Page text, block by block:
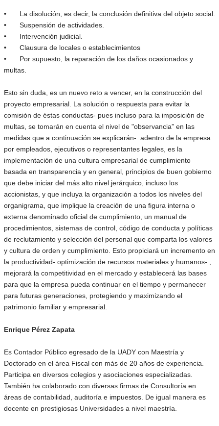
•
La disolución, es decir, la conclusión definitiva del objeto social.
•
Suspensión de actividades.
•
Intervención judicial.
•
Clausura de locales o establecimientos
•
Por supuesto, la reparación de los daños ocasionados y
multas.
Esto sin duda, es un nuevo reto a vencer, en la construcción del
proyecto empresarial. La solución o respuesta para evitar la
comisión de éstas conductas- pues incluso para la imposición de
multas, se tomarán en cuenta el nivel de "observancia” en las
medidas que a continuación se explicarán- adentro de la empresa
por empleados, ejecutivos o representantes legales, es la
implementación de una cultura empresarial de cumplimiento
basada en transparencia y en general, principios de buen gobierno
que debe iniciar del más alto nivel jerárquico, incluso los
accionistas, y que incluya la organización a todos los niveles del
organigrama, que implique la creación de una figura interna o
externa denominado oficial de cumplimiento, un manual de
procedimientos, sistemas de control, código de conducta y políticas
de reclutamiento y selección del personal que comparta los valores
y cultura de orden y cumplimiento. Esto propiciará un incremento en
la productividad- optimización de recursos materiales y humanos- ,
mejorará la competitividad en el mercado y establecerá las bases
para que la empresa pueda continuar en el tiempo y permanecer
para futuras generaciones, protegiendo y maximizando el
patrimonio familiar y empresarial.
Enrique Pérez Zapata
Es Contador Público egresado de la UADY con Maestría y
Doctorado en el área Fiscal con más de 20 años de experiencia.
Participa en diversos colegios y asociaciones especializadas.
También ha colaborado con diversas firmas de Consultoría en
áreas de contabilidad, auditoría e impuestos. De igual manera es
docente en prestigiosas Universidades a nivel maestría.